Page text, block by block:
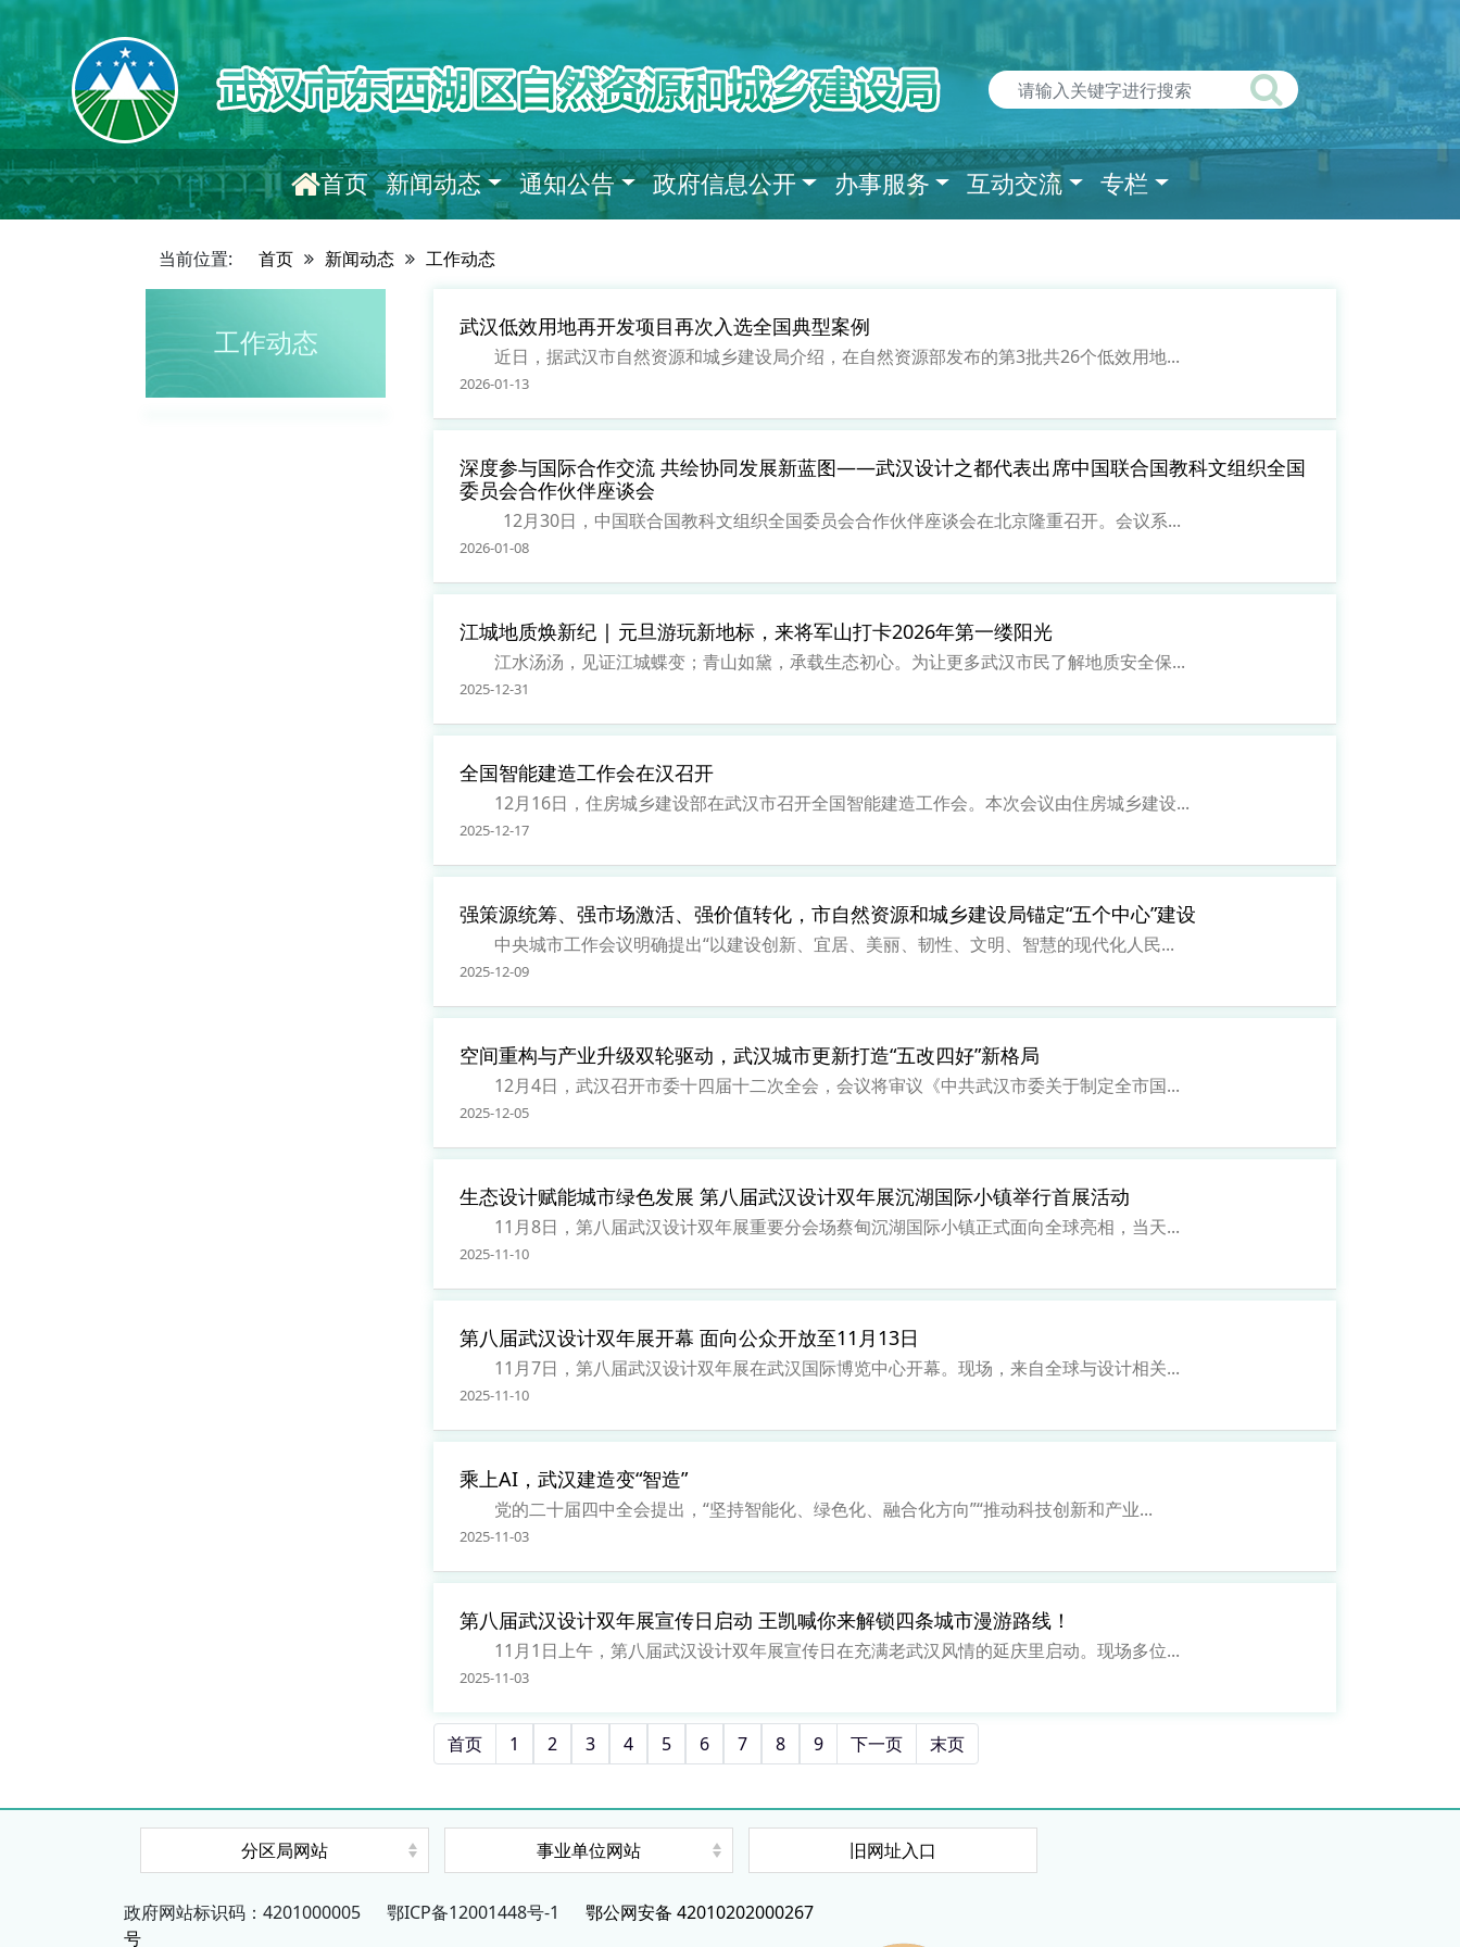
首页 新闻动态 通知公告 政府信息公开 办事服务 互动交流 专栏
当前位置: 首页 新闻动态 工作动态
工作动态
武汉低效用地再开发项目再次入选全国典型案例
近日，据武汉市自然资源和城乡建设局介绍，在自然资源部发布的第3批共26个低效用地...
2026-01-13
深度参与国际合作交流 共绘协同发展新蓝图——武汉设计之都代表出席中国联合国教科文组织全国
委员会合作伙伴座谈会
12月30日，中国联合国教科文组织全国委员会合作伙伴座谈会在北京隆重召开。会议系...
2026-01-08
江城地质焕新纪 | 元旦游玩新地标，来将军山打卡2026年第一缕阳光
江水汤汤，见证江城蝶变；青山如黛，承载生态初心。为让更多武汉市民了解地质安全保...
2025-12-31
全国智能建造工作会在汉召开
12月16日，住房城乡建设部在武汉市召开全国智能建造工作会。本次会议由住房城乡建设...
2025-12-17
强策源统筹、强市场激活、强价值转化，市自然资源和城乡建设局锚定“五个中心”建设
中央城市工作会议明确提出“以建设创新、宜居、美丽、韧性、文明、智慧的现代化人民...
2025-12-09
空间重构与产业升级双轮驱动，武汉城市更新打造“五改四好”新格局
12月4日，武汉召开市委十四届十二次全会，会议将审议《中共武汉市委关于制定全市国...
2025-12-05
生态设计赋能城市绿色发展 第八届武汉设计双年展沉湖国际小镇举行首展活动
11月8日，第八届武汉设计双年展重要分会场蔡甸沉湖国际小镇正式面向全球亮相，当天...
2025-11-10
第八届武汉设计双年展开幕 面向公众开放至11月13日
11月7日，第八届武汉设计双年展在武汉国际博览中心开幕。现场，来自全球与设计相关...
2025-11-10
乘上AI，武汉建造变“智造”
党的二十届四中全会提出，“坚持智能化、绿色化、融合化方向”“推动科技创新和产业...
2025-11-03
第八届武汉设计双年展宣传日启动 王凯喊你来解锁四条城市漫游路线！
11月1日上午，第八届武汉设计双年展宣传日在充满老武汉风情的延庆里启动。现场多位...
2025-11-03
首页 1 2 3 4 5 6 7 8 9 下一页 末页
分区局网站 事业单位网站 旧网址入口
政府网站标识码：4201000005 鄂ICP备12001448号-1
鄂公网安备 42010202000267
号